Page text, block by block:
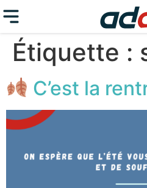
Étiquette :
C’est la